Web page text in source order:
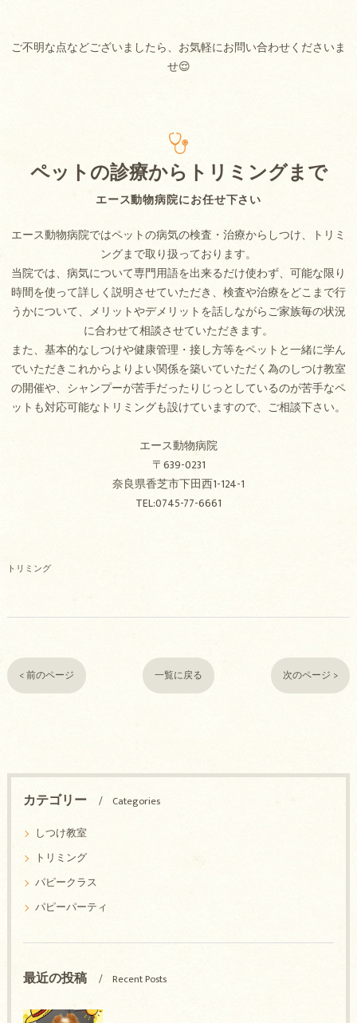
ご不明な点などございましたら、お気軽にお問い合わせくださいま
せ😌
エース動物病院にお任せ下さい
ペットの診療からトリミングまで
エース動物病院ではペットの病気の検査・治療からしつけ、トリミ
ングまで取り扱っております。
当院では、病気について専門用語を出来るだけ使わず、可能な限り
時間を使って詳しく説明させていただき、検査や治療をどこまで行
うかについて、メリットやデメリットを話しながらご家族毎の状況
に合わせて相談させていただきます。
また、基本的なしつけや健康管理・接し方等をペットと一緒に学ん
でいただきこれからよりよい関係を築いていただく為のしつけ教室
の開催や、シャンプーが苦手だったりじっとしているのが苦手なペ
ットも対応可能なトリミングも設けていますので、ご相談下さい。
エース動物病院
〒639-0231
奈良県香芝市下田西1-124-1
TEL:0745-77-6661
トリミング
< 前のページ 一覧に戻る 次のページ >
カテゴリー
Categories
しつけ教室
トリミング
パピークラス
パピーパーティ
最近の投稿 Recent Posts